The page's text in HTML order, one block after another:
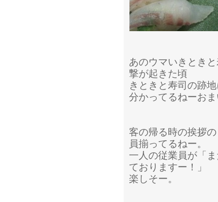
あのウマいきとき
撃が起きた頃
きときと寿司の跡
分かってるねーお
客の帰る時の挨拶
員揃ってるねー。
一人の従業員が「
ておりますー！」
楽しそー。